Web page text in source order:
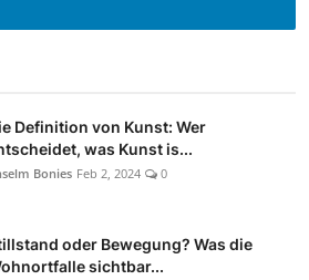
Definition von Kunst: Wer
was Kunst is...
Bonies Feb 2, 2024 0
oder Bewegung? Was die
sichtbar...